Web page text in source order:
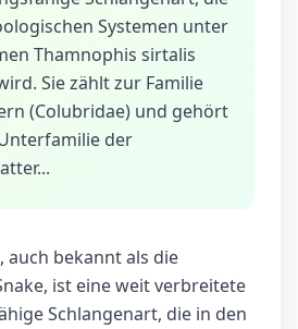
Systemen unter
Thamnophis sirtalis
Sie zählt zur Familie
(Colubridae) und gehört
der
auch bekannt als die
ist eine weit verbreitete
Schlangenart, die in den